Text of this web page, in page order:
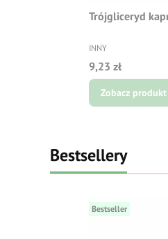
Trójgliceryd
PRODUCENT
INNY
Cena
9,23 zł
Zobacz produkt
Bestsellery
Bestseller